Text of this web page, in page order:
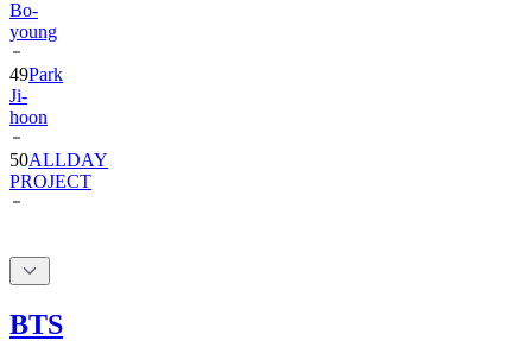
49Park
Ji-
hoon
50ALLDAY
PROJECT
BTS